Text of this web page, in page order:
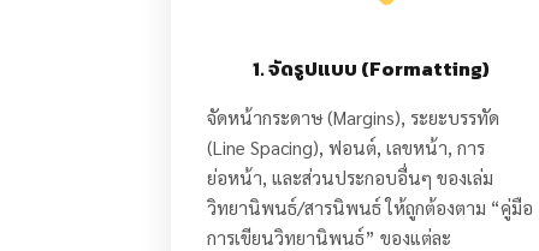
1. จัดรูปแบบ (Formatting)
จัดหน้ากระดาษ (Margins), ระยะบรรทัด
(Line Spacing), ฟอนต์, เลขหน้า, การ
ย่อหน้า, และส่วนประกอบอื่นๆ ของเล่ม
วิทยานิพนธ์/สารนิพนธ์ ให้ถูกต้องตาม “คู่มือ
การเขียนวิทยานิพนธ์” ของแต่ละ